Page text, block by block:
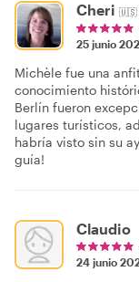
Cheri 🇺🇸
25 junio
Michèle fue una
conocimiento
Berlín fueron
lugares turísticos,
habría visto sin su
guía!
Claudio
24 junio